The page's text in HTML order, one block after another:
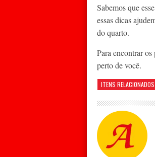
Sabemos que
essas dicas
do quarto.
Para encontrar
perto de você.
ITENS RELACIONADOS